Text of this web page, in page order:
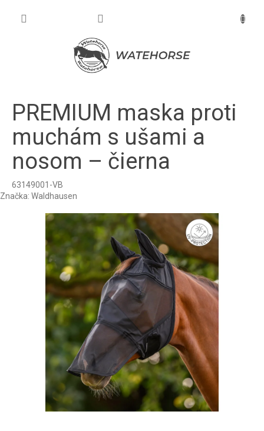
PREMIUM maska proti
muchám s ušami a
nosom – čierna
63149001-VB
Značka: Waldhausen